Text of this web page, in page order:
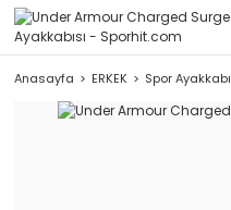
Anasayfa ERKEK Spor Ayakkabı